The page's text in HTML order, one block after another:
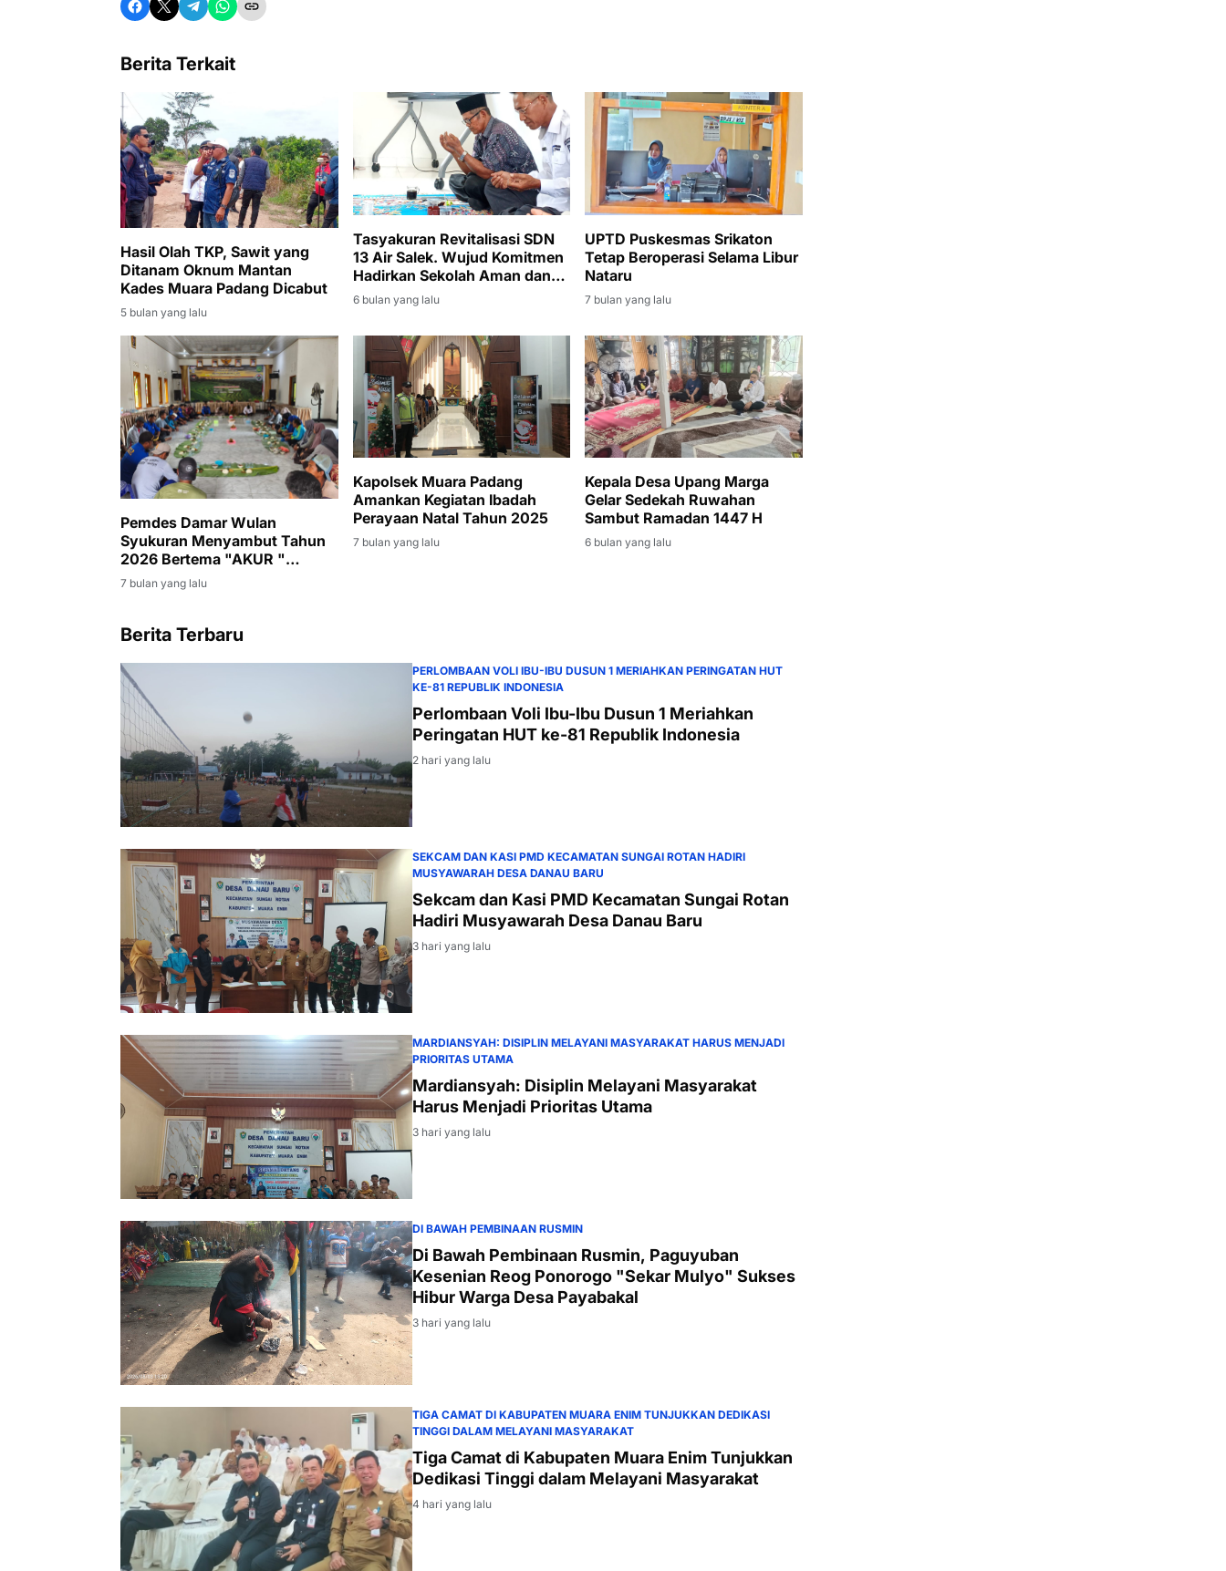
Berita Terkait
Hasil Olah TKP, Sawit yang
Ditanam Oknum Mantan
Kades Muara Padang Dicabut
5 bulan yang lalu
Tasyakuran Revitalisasi SDN
13 Air Salek. Wujud Komitmen
Hadirkan Sekolah Aman dan
Layak
6 bulan yang lalu
UPTD Puskesmas Srikaton
Tetap Beroperasi Selama Libur
Nataru
7 bulan yang lalu
Pemdes Damar Wulan
Syukuran Menyambut Tahun
2026 Bertema "AKUR "
Amanah Kebersamaan Unggul
Dan Religius
7 bulan yang lalu
Kapolsek Muara Padang
Amankan Kegiatan Ibadah
Perayaan Natal Tahun 2025
7 bulan yang lalu
Kepala Desa Upang Marga
Gelar Sedekah Ruwahan
Sambut Ramadan 1447 H
6 bulan yang lalu
Berita Terbaru
PERLOMBAAN VOLI IBU-IBU DUSUN 1 MERIAHKAN PERINGATAN HUT
KE-81 REPUBLIK INDONESIA
Perlombaan Voli Ibu-Ibu Dusun 1 Meriahkan
Peringatan HUT ke-81 Republik Indonesia
2 hari yang lalu
SEKCAM DAN KASI PMD KECAMATAN SUNGAI ROTAN HADIRI
MUSYAWARAH DESA DANAU BARU
Sekcam dan Kasi PMD Kecamatan Sungai Rotan
Hadiri Musyawarah Desa Danau Baru
3 hari yang lalu
MARDIANSYAH: DISIPLIN MELAYANI MASYARAKAT HARUS MENJADI
PRIORITAS UTAMA
Mardiansyah: Disiplin Melayani Masyarakat
Harus Menjadi Prioritas Utama
3 hari yang lalu
DI BAWAH PEMBINAAN RUSMIN
Di Bawah Pembinaan Rusmin, Paguyuban
Kesenian Reog Ponorogo "Sekar Mulyo" Sukses
Hibur Warga Desa Payabakal
3 hari yang lalu
TIGA CAMAT DI KABUPATEN MUARA ENIM TUNJUKKAN DEDIKASI
TINGGI DALAM MELAYANI MASYARAKAT
Tiga Camat di Kabupaten Muara Enim Tunjukkan
Dedikasi Tinggi dalam Melayani Masyarakat
4 hari yang lalu